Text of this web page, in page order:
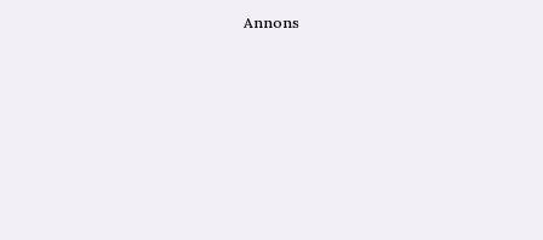
Annons